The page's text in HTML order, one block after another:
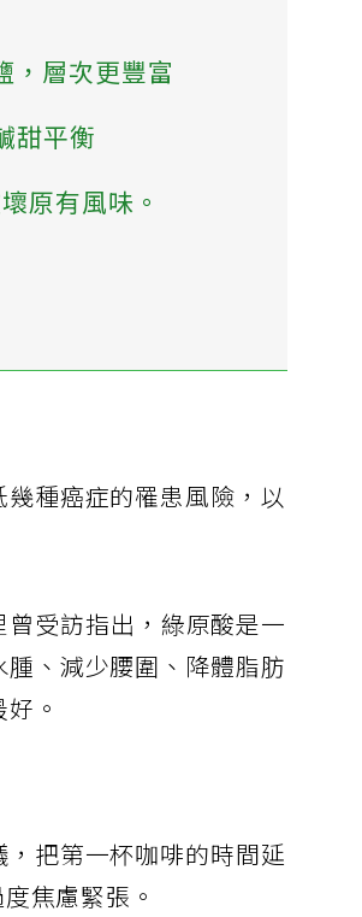
，層次更豐富
甜平衡
原有風味。
種癌症的罹患風險，以
受訪指出，綠原酸是一
、減少腰圍、降體脂肪
。
把第一杯咖啡的時間延